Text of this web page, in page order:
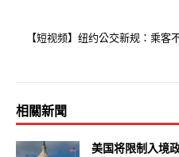
【短视频】纽约公交新规：乘客
相關新聞
美国将限制入境